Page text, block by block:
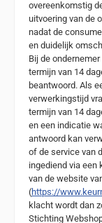
overeenkomstig
uitvoering van de
nadat de
en duidelijk
Bij de
termijn van 14
beantwoord. Als
verwerkingstijd
termijn van 14
en een indicatie
antwoord kan
of de service van
ingediend via
van de website
(https://
klacht wordt dan
Stichting